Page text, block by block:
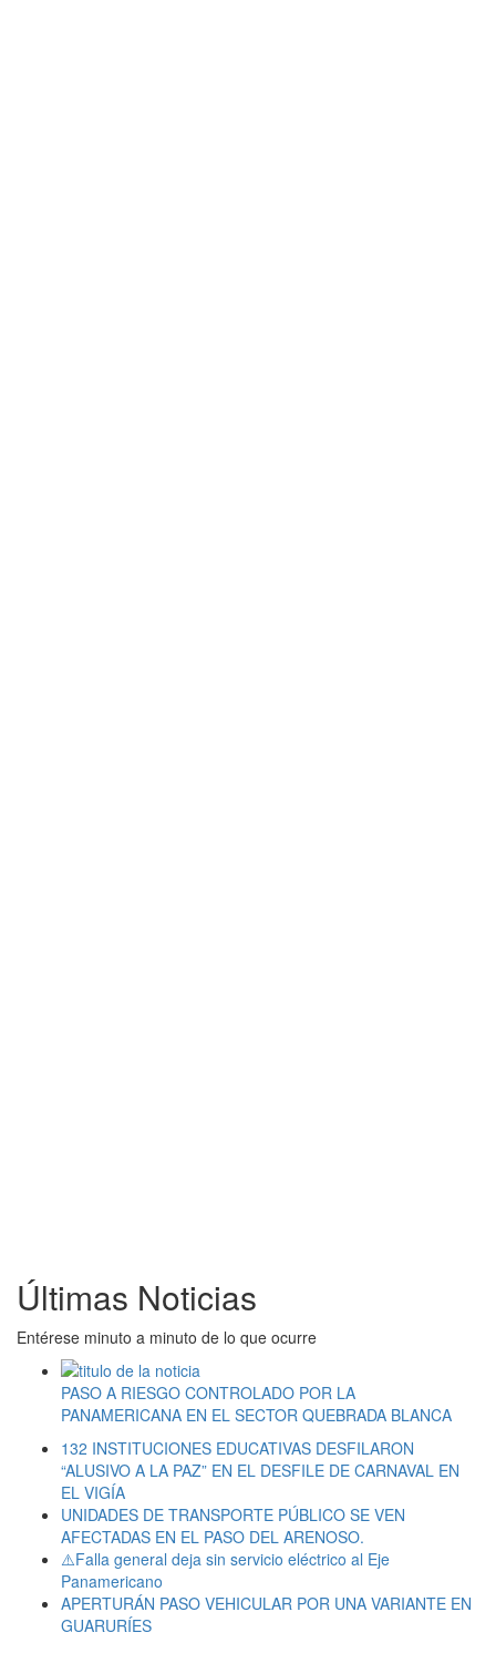
Últimas Noticias
Entérese minuto a minuto de lo que ocurre
PASO A RIESGO CONTROLADO POR LA
PANAMERICANA EN EL SECTOR QUEBRADA BLANCA
132 INSTITUCIONES EDUCATIVAS DESFILARON
“ALUSIVO A LA PAZ” EN EL DESFILE DE CARNAVAL EN
EL VIGÍA
UNIDADES DE TRANSPORTE PÚBLICO SE VEN
AFECTADAS EN EL PASO DEL ARENOSO.
⚠️Falla general deja sin servicio eléctrico al Eje
Panamericano
APERTURÁN PASO VEHICULAR POR UNA VARIANTE EN
GUARURÍES